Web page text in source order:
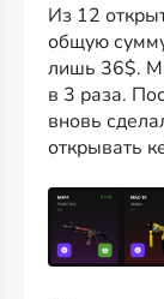
Из 12
общую
лишь 36$.
в 3 раза.
вновь
открывать